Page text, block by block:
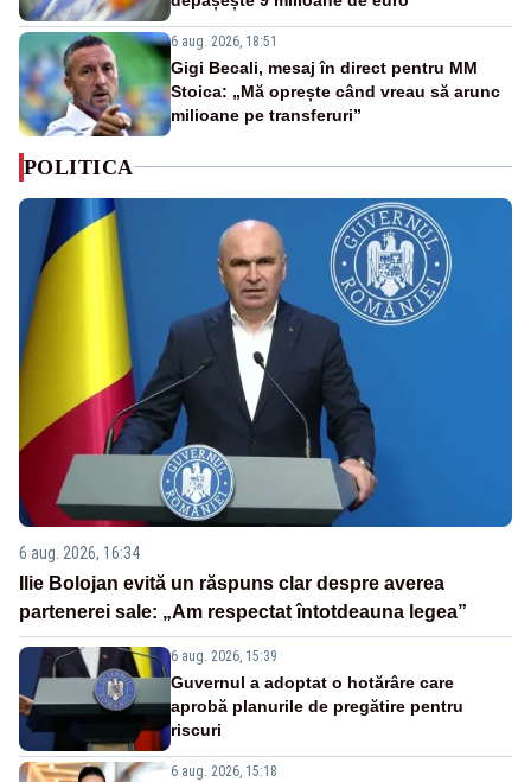
6 aug. 2026, 18:51
Gigi Becali, mesaj în direct pentru MM
Stoica: „Mă oprește când vreau să arunc
milioane pe transferuri”
POLITICA
6 aug. 2026, 16:34
Ilie Bolojan evită un răspuns clar despre averea
partenerei sale: „Am respectat întotdeauna legea”
6 aug. 2026, 15:39
Guvernul a adoptat o hotărâre care
aprobă planurile de pregătire pentru
riscuri
6 aug. 2026, 15:18